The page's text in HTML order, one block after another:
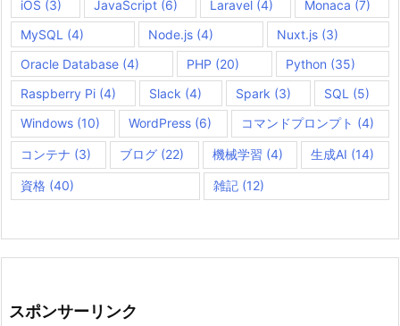
iOS (3) JavaScript(6) Laravel(4) Monaca (7)
MySQL (4) Node.js(4) Nuxt.js (3)
Oracle Database (4) PHP (20) Python (35)
Raspberry Pi (4) Slack (4) Spark (3) SQL (5)
Windows (10) WordPress (6) コマンドプロンプト (4)
コンテナ (3) ブログ(22) 機械学習 (4) 生成AI (14)
資格 (40) 雑記(12)
スポンサーリンク